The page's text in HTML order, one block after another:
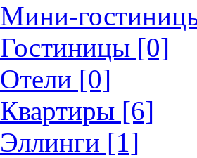
Мини-
Гостиницы [0]
Отели [0]
Квартиры [6]
Эллинги [1]